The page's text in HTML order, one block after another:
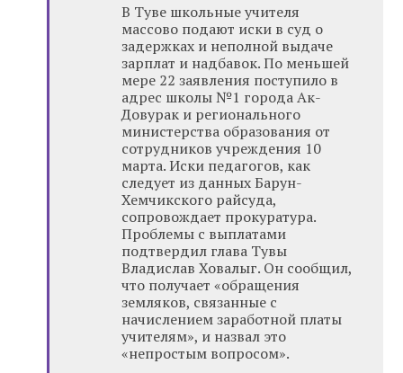
В Туве школьные учителя
массово подают иски в суд о
задержках и неполной выдаче
зарплат и надбавок. По меньшей
мере 22 заявления поступило в
адрес школы №1 города Ак-
Довурак и регионального
министерства образования от
сотрудников учреждения 10
марта. Иски педагогов, как
следует из данных Барун-
Хемчикского райсуда,
сопровождает прокуратура.
Проблемы с выплатами
подтвердил глава Тувы
Владислав Ховалыг. Он сообщил,
что получает «обращения
земляков, связанные с
начислением заработной платы
учителям», и назвал это
«непростым вопросом».